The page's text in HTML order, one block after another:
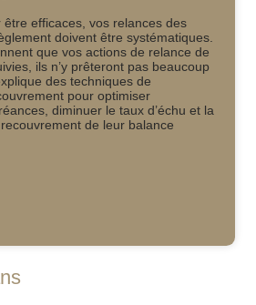
être efficaces, vos relances des
doivent être systématiques.
que vos actions de relance de
ils n’y prêteront pas beaucoup
des techniques de
pour optimiser
diminuer le taux d’échu et la
de leur balance